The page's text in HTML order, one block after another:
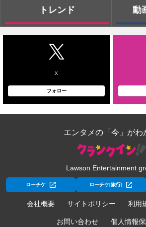
トレンド 動
X
フォロー
エンタメの「今」がわ
Lawson Entertainment
ローチケ ローチケ[旅行]
会社概要 サイトポリシー 利用
お問い合わせ 個人情報